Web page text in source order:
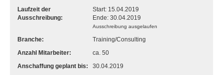
Laufzeit der
Ausschreibung:
Start: 15.04.2019
Ende: 30.04.2019
Ausschreibung ausgelaufen
Branche:
Training/Consulting
Anzahl Mitarbeiter:
ca. 50
Anschaffung geplant bis:
30.04.2019